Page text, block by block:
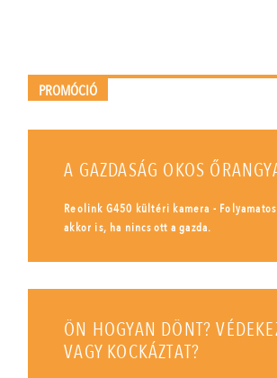
PROMÓCIÓ
A GAZDASÁG OKOS
Reolink G450 kültéri kamera -
akkor is, ha nincs ott a gazda.
ÖN HOGYAN DÖNT?
VAGY KOCKÁZTAT?